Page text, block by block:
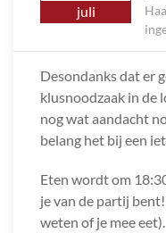
juli
Desondanks dat er
klusnoodzaak in de
nog wat aandacht
belang het bij een
Eten wordt om
je van de partij
weten of je mee eet).